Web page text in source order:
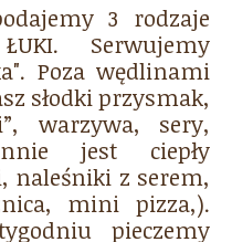
3 rodzaje
Serwujemy
Poza wędlinami
słodki przysmak,
warzywa, sery,
jest ciepły
naleśniki z serem,
mini pizza,).
pieczemy